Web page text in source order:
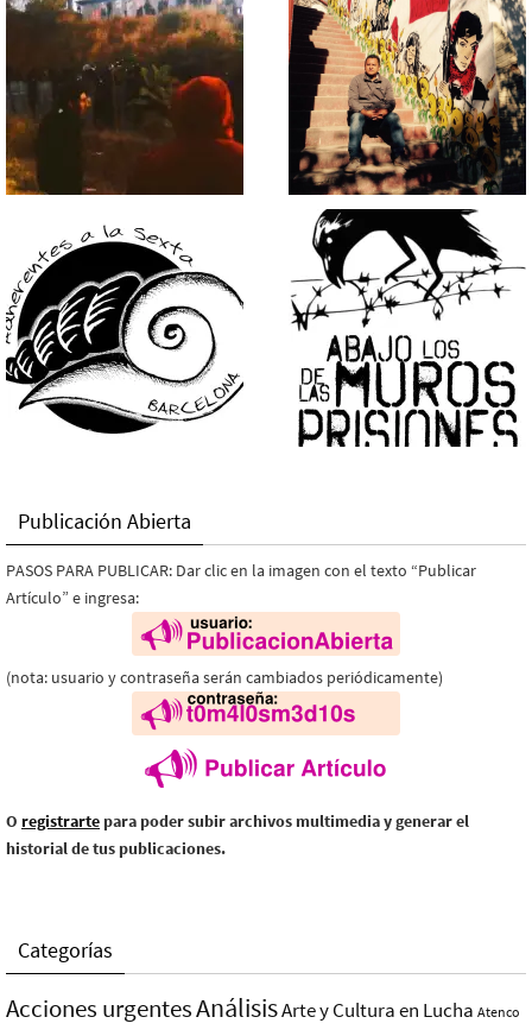
Publicación Abierta
PASOS PARA PUBLICAR: Dar clic en la imagen con el texto “Publicar
Artículo” e ingresa:
(nota: usuario y contraseña serán cambiados periódicamente)
O registrarte para poder subir archivos multimedia y generar el
historial de tus publicaciones.
Categorías
Acciones urgentesAnálisisArte y Cultura en Lucha Atenco